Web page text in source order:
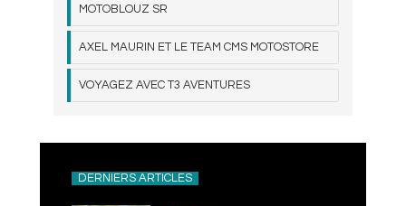
MOTOBLOUZ SR
AXEL MAURIN ET LE TEAM CMS MOTOSTORE
VOYAGEZ AVEC T3 AVENTURES
DERNIERS ARTICLES